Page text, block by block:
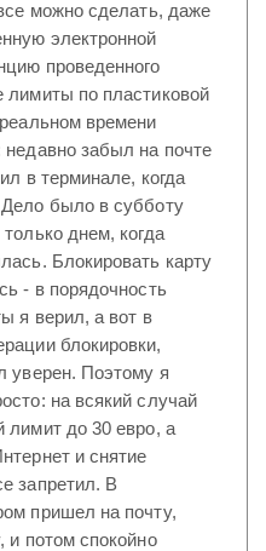
можно сделать, даже
электронной
проведенного
по пластиковой
времени
забыл на почте
в терминале, когда
было в субботу
днем, когда
Блокировать карту
- в порядочность
я верил, а вот в
блокировки,
уверен. Поэтому я
на всякий случай
лимит до 30 евро, а
и снятие
запретил. В
пришел на почту,
и потом спокойно